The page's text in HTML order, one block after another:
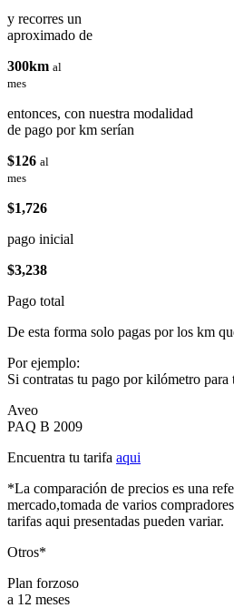
y recorres un
aproximado de
300km al
mes
entonces, con nuestra modalidad
de pago por km serían
$126 al
mes
$1,726
pago inicial
$3,238
Pago total
De esta forma solo pagas por los km
Por ejemplo:
Si contratas tu pago por kilómetro para
Aveo
PAQ B 2009
Encuentra tu tarifa aqui
*La comparación de precios es una
mercado,tomada de varios
tarifas aqui presentadas pueden variar.
Otros*
Plan forzoso
a 12 meses